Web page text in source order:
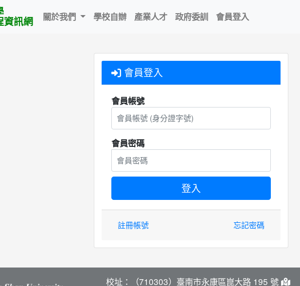
資訊網 關於我們 學校自辦 產業人才 政府委訓 會員登入
會員登入
會員帳號
會員密碼
註冊帳號 忘記密碼
校址：（710303）臺南市永康區崑大路 195 號